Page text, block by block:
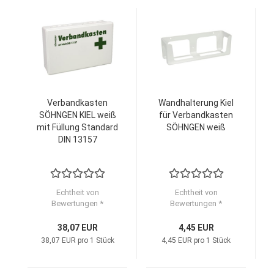
Verbandkasten
SÖHNGEN KIEL weiß
mit Füllung Standard
DIN 13157
Echtheit von
Bewertungen *
38,07 EUR
38,07 EUR pro 1 Stück
Wandhalterung Kiel
für Verbandkasten
SÖHNGEN weiß
Echtheit von
Bewertungen *
4,45 EUR
4,45 EUR pro 1 Stück